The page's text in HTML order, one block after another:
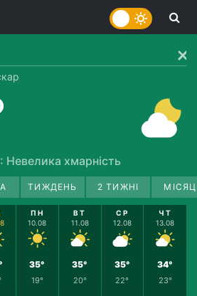
: Невелика хмарність
ТИЖДЕНЬ 2 ТИЖНІ
ПН
10.08
35°
19°
ВТ
11.08
35°
20°
СР
12.08
35°
22°
ЧТ
13.08
34°
23°